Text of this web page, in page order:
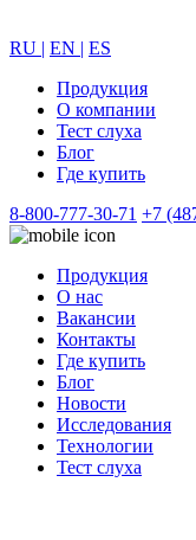
RU | EN | ES
Продукция
О компании
Тест слуха
Блог
Где купить
8-800-777-30-71 +7
Продукция
О нас
Вакансии
Контакты
Где купить
Блог
Новости
Исследования
Технологии
Тест слуха